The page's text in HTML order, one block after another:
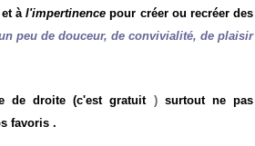
àl'impertinence pour créer ou recréer des
peu de douceur, de convivialité, de plaisir
de droite (c'est gratuit) surtout ne pas
favoris .